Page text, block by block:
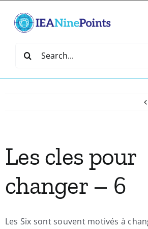
content
Create
Events
Join IEA
IEA Directory
Search
Les cles pour
changer – 6
Les Six sont souvent motivés à